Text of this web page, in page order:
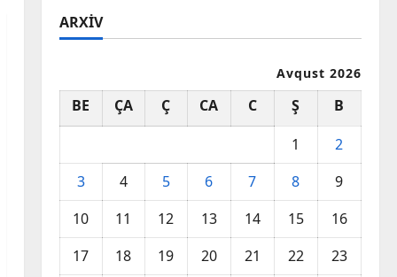
ARXIV
Avqust 2026
BE ÇA Ç CA C Ş
B
1
2
3
4 5 6 7 8
9
10
11 12 13 14 15
16
17
18 19 20 21 22
23